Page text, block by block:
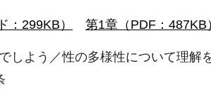
：299KB） 第1章（PDF：487KB
しよう／性の多様性について理解